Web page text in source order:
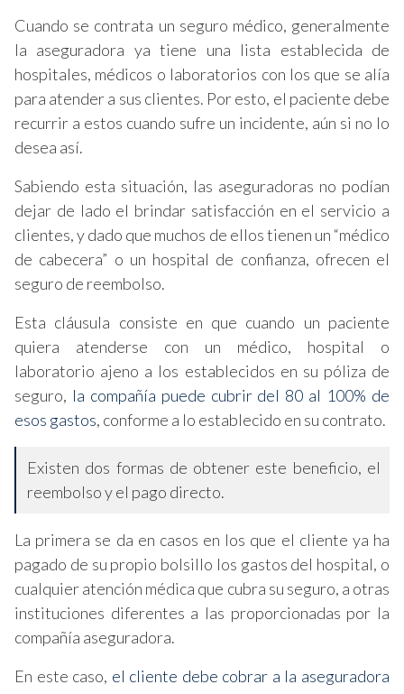
Cuando se contrata un seguro médico, generalmente
la aseguradora ya tiene una lista establecida de
hospitales, médicos o laboratorios con los que se alía
para atender a sus clientes. Por esto, el paciente debe
recurrir a estos cuando sufre un incidente, aún si no lo
desea así.
Sabiendo esta situación, las aseguradoras no podían
dejar de lado el brindar satisfacción en el servicio a
clientes, y dado que muchos de ellos tienen un “médico
de cabecera” o un hospital de confianza, ofrecen el
seguro de reembolso.
Esta cláusula consiste en que cuando un paciente
quiera atenderse con un médico, hospital o
laboratorio ajeno a los establecidos en su póliza de
seguro, la compañía puede cubrir del 80 al 100% de
esos gastos, conforme a lo establecido en su contrato.
Existen dos formas de obtener este beneficio, el
reembolso y el pago directo.
La primera se da en casos en los que el cliente ya ha
pagado de su propio bolsillo los gastos del hospital, o
cualquier atención médica que cubra su seguro, a otras
instituciones diferentes a las proporcionadas por la
compañía aseguradora.
En este caso, el cliente debe cobrar a la aseguradora